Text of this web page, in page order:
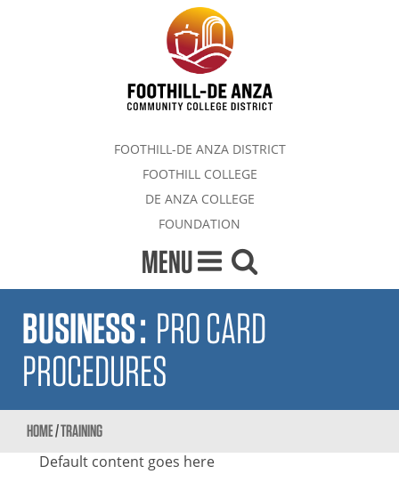
FOOTHILL-DE ANZA DISTRICT
FOOTHILL COLLEGE
DE ANZA COLLEGE
FOUNDATION
MENU
BUSINESS: PRO CARD
PROCEDURES
HOME/TRAINING
Default content goes here